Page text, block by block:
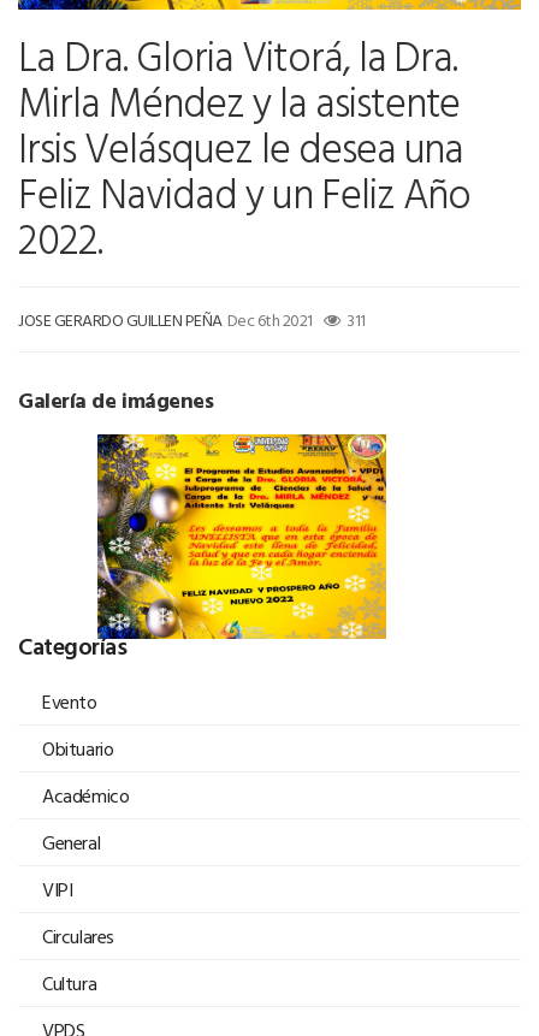
La Dra. Gloria Vitorá, la Dra.
Mirla Méndez y la asistente
Irsis Velásquez le desea una
Feliz Navidad y un Feliz Año
2022.
JOSE GERARDO GUILLEN PEÑA Dec 6th 2021 311
Galería de imágenes
Categorías
Evento
Obituario
Académico
General
VIPI
Circulares
Cultura